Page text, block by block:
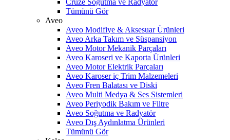
Cruze Soğutma ve Radyatör
Tümünü Gör
Aveo
Aveo Modifiye & Aksesuar Ürünleri
Aveo Arka Takım ve Süspansiyon
Aveo Motor Mekanik Parçaları
Aveo Karoseri ve Kaporta Ürünleri
Aveo Motor Elektrik Parçaları
Aveo Karoser iç Trim Malzemeleri
Aveo Fren Balatası ve Diski
Aveo Multi Medya & Ses Sistemleri
Aveo Periyodik Bakım ve Filtre
Aveo Soğutma ve Radyatör
Aveo Dış Aydınlatma Ürünleri
Tümünü Gör